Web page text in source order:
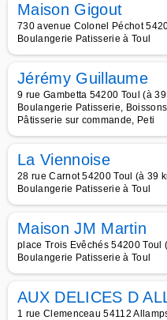
Maison Gigout
730 avenue Colonel Péchot
Boulangerie Patisserie à Toul
Jérémy Guillaume
9 rue Gambetta 54200 Toul (à
Boulangerie Patisserie,
Pâtisserie sur commande, Peti
La Viennoise
28 rue Carnot 54200 Toul (à 39
Boulangerie Patisserie à Toul
Maison JM Martin
place Trois Evêchés 54200 Toul
Boulangerie Patisserie à Toul
AUX DELICES D
1 rue Clemenceau 54112